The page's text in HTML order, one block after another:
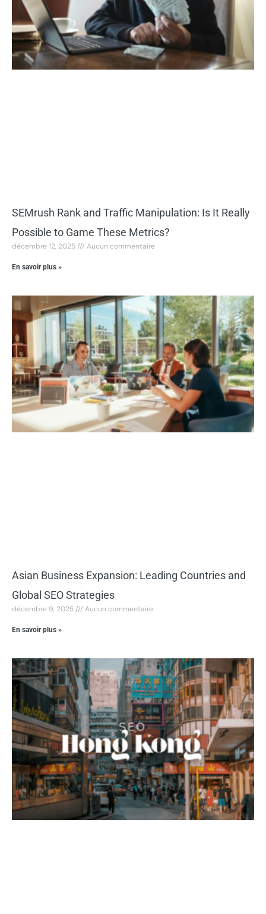
SEMrush Rank and Traffic Manipulation: Is It Really
Possible to Game These Metrics?
décembre 12, 2025 Aucun commentaire
En savoir plus »
Asian Business Expansion: Leading Countries and
Global SEO Strategies
décembre 9, 2025 Aucun commentaire
En savoir plus »